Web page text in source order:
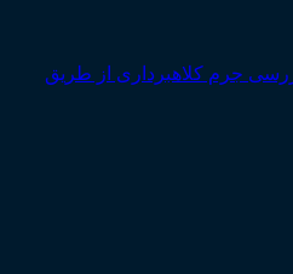
ـ تحلیل و بررسی جرم کلاهبرداری از طریق